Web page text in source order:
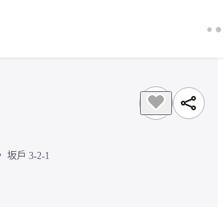
坂戶 3-2-1